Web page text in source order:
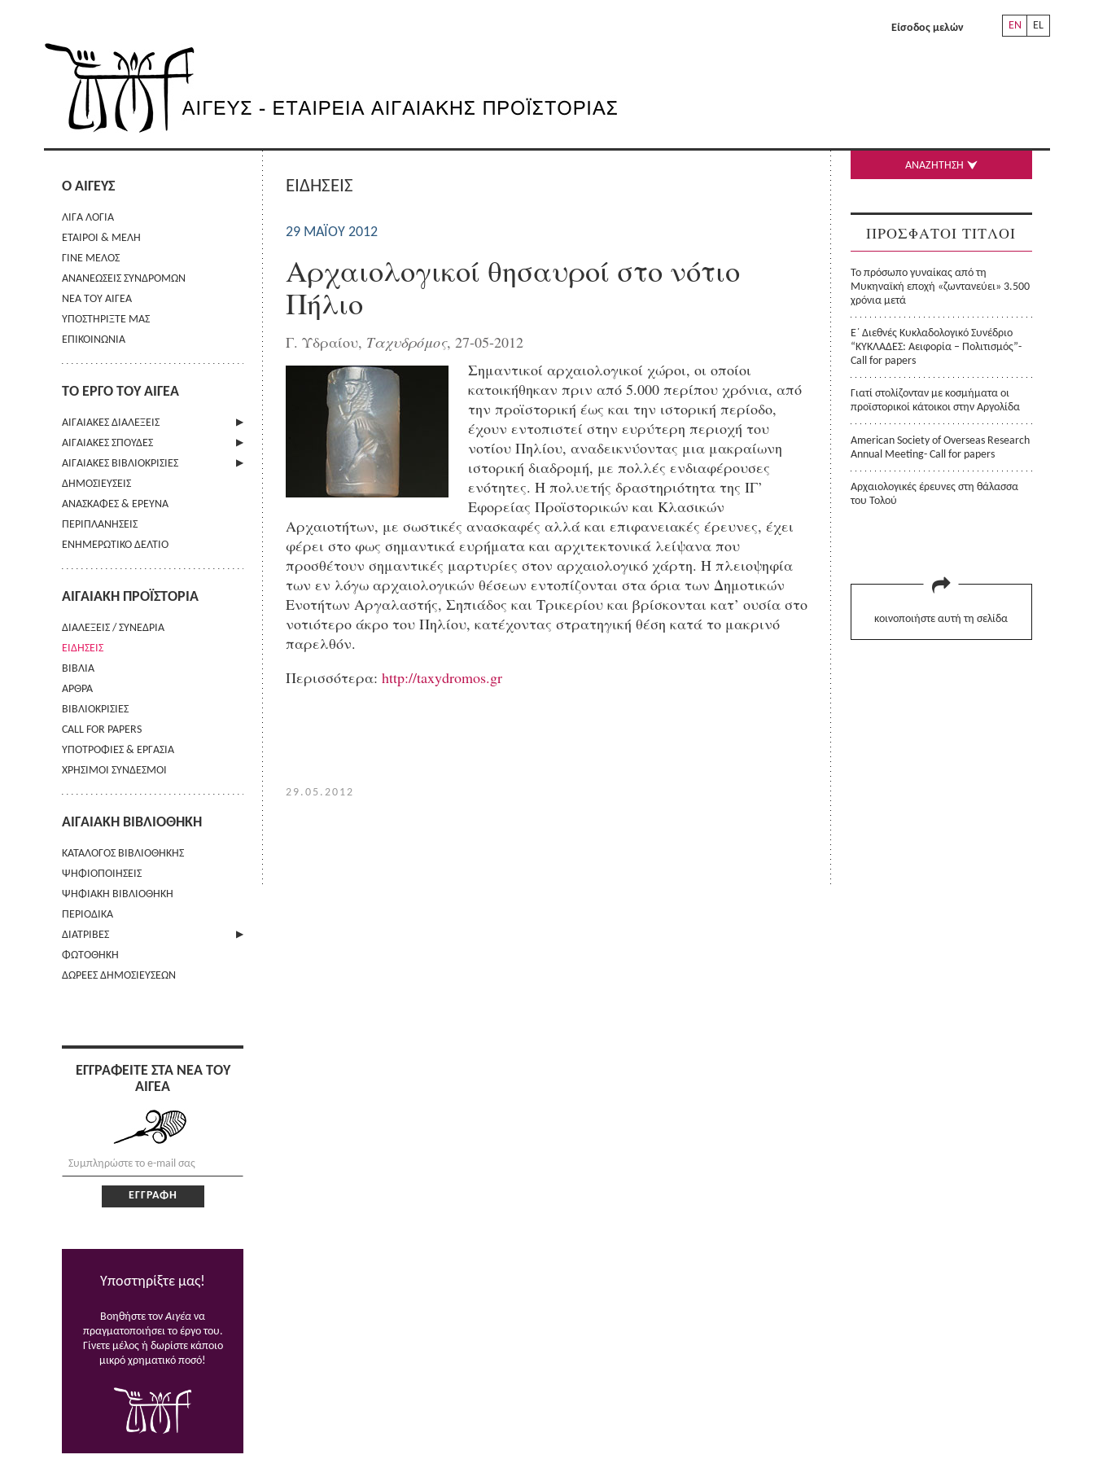
EN EL
Είσοδος μελών
Ο ΑΙΓΕΥΣ
ΛΙΓΑ ΛΟΓΙΑ
ΕΤΑΙΡΟΙ & ΜΕΛΗ
ΓΙΝΕ ΜΕΛΟΣ
ΑΝΑΝΕΩΣΕΙΣ ΣΥΝΔΡΟΜΩΝ
ΝΕΑ ΤΟΥ ΑΙΓΕΑ
ΥΠΟΣΤΗΡΙΞΤΕ ΜΑΣ
ΕΠΙΚΟΙΝΩΝΙΑ
ΤΟ ΕΡΓΟ ΤΟΥ ΑΙΓΕΑ
ΑΙΓΑΙΑΚΕΣ ΔΙΑΛΕΞΕΙΣ
ΠΛΗΡΟΦΟΡΙΕΣ
ΑΙΓΑΙΑΚΕΣ ΣΠΟΥΔΕΣ
ΠΛΗΡΟΦΟΡΙΕΣ
ΟΔΗΓΙΕΣ ΠΡΟΣ ΣΥΓΓΡΑΦΕΙΣ
ΟΡΟΙ ΧΡΗΣΗΣ
ΕΠΙΚΟΙΝΩΝΙΑ
ΑΙΓΑΙΑΚΕΣ ΒΙΒΛΙΟΚΡΙΣΙΕΣ
ΠΛΗΡΟΦΟΡΙΕΣ
ΔΗΜΟΣΙΕΥΣΕΙΣ
ΑΝΑΣΚΑΦΕΣ & ΕΡΕΥΝΑ
ΠΕΡΙΠΛΑΝΗΣΕΙΣ
ΕΝΗΜΕΡΩΤΙΚΟ ΔΕΛΤΙΟ
ΑΙΓΑΙΑΚΗ ΠΡΟΪΣΤΟΡΙΑ
ΔΙΑΛΕΞΕΙΣ / ΣΥΝΕΔΡΙΑ
ΕΙΔΗΣΕΙΣ
ΒΙΒΛΙΑ
ΑΡΘΡΑ
ΒΙΒΛΙΟΚΡΙΣΙΕΣ
CALL FOR PAPERS
ΥΠΟΤΡΟΦΙΕΣ & ΕΡΓΑΣΙΑ
ΧΡΗΣΙΜΟΙ ΣΥΝΔΕΣΜΟΙ
ΑΙΓΑΙΑΚΗ ΒΙΒΛΙΟΘΗΚΗ
ΚΑΤΑΛΟΓΟΣ ΒΙΒΛΙΟΘΗΚΗΣ
ΨΗΦΙΟΠΟΙΗΣΕΙΣ
ΨΗΦΙΑΚΗ ΒΙΒΛΙΟΘΗΚΗ
ΠΕΡΙΟΔΙΚΑ
ΔΙΑΤΡΙΒΕΣ
ΑΠΟΣΤΟΛΗ ΠΕΡΙΛΗΨΗΣ
ΦΩΤΟΘΗΚΗ
ΔΩΡΕΕΣ ΔΗΜΟΣΙΕΥΣΕΩΝ
ΕΓΓΡΑΦΕΙΤΕ ΣΤΑ ΝΕΑ ΤΟΥ
ΑΙΓΕΑ
Υποστηρίξτε μας!
Βοηθήστε τονΑιγέα να
πραγματοποιήσει το έργο του.
Γίνετε μέλος ή δωρίστε κάποιο
μικρό χρηματικό ποσό!
ΕΙΔΗΣΕΙΣ
29 ΜΑΪ́ΟΥ 2012
Αρχαιολογικοί θησαυροί στο νότιο
Πήλιο
Γ. Υδραίου, Ταχυδρόμος, 27-05-2012
Σημαντικοί αρχαιολογικοί χώροι, οι οποίοι
κατοικήθηκαν πριν από 5.000 περίπου χρόνια, από
την προϊστορική έως και την ιστορική περίοδο,
έχουν εντοπιστεί στην ευρύτερη περιοχή του
νοτίου Πηλίου, αναδεικνύοντας μια μακραίωνη
ιστορική διαδρομή, με πολλές ενδιαφέρουσες
ενότητες. Η πολυετής δραστηριότητα της ΙΓ’
Εφορείας Προϊστορικών και Κλασικών
Αρχαιοτήτων, με σωστικές ανασκαφές αλλά και επιφανειακές έρευνες, έχει
φέρει στο φως σημαντικά ευρήματα και αρχιτεκτονικά λείψανα που
προσθέτουν σημαντικές μαρτυρίες στον αρχαιολογικό χάρτη. Η πλειοψηφία
των εν λόγω αρχαιολογικών θέσεων εντοπίζονται στα όρια των Δημοτικών
Ενοτήτων Αργαλαστής, Σηπιάδος και Τρικερίου και βρίσκονται κατ’ ουσία στο
νοτιότερο άκρο του Πηλίου, κατέχοντας στρατηγική θέση κατά το μακρινό
παρελθόν.
Περισσότερα: http://taxydromos.gr
29.05.2012
ΑΝΑΖΗΤΗΣΗ
ΠΡΟΣΦΑΤΟΙ ΤΙΤΛΟΙ
Το πρόσωπο γυναίκας από τη
Μυκηναϊκή εποχή «ζωντανεύει» 3.500
χρόνια μετά
Ε΄ Διεθνές Κυκλαδολογικό Συνέδριο
“ΚΥΚΛΑΔΕΣ: Αειφορία – Πολιτισμός”-
Call for papers
Γιατί στολίζονταν με κοσμήματα οι
προϊστορικοί κάτοικοι στην Αργολίδα
American Society of Overseas Research
Annual Meeting- Call for papers
Αρχαιολογικές έρευνες στη θάλασσα
του Τολού
κοινοποιήστε αυτή τη σελίδα